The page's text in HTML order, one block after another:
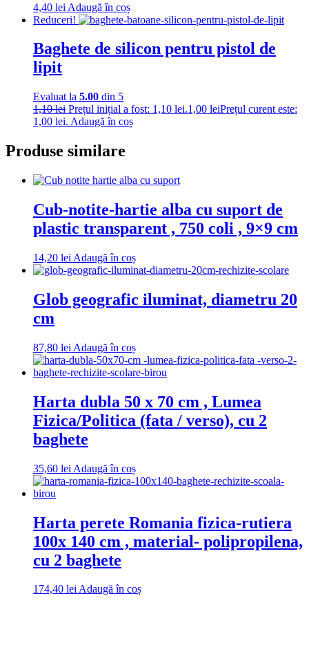
4,40 lei Adaugă în coș
Reduceri!
Baghete de silicon pentru pistol de
lipit
Evaluat la 5.00 din 5
1,10lei Prețul inițial a fost: 1,10 lei.1,00 leiPrețul curent este:
1,00 lei. Adaugă în coș
Produse similare
Cub-notite-hartie alba cu suport de
plastic transparent , 750 coli , 9×9 cm
14,20 lei Adaugă în coș
Glob geografic iluminat, diametru 20
cm
87,80 lei Adaugă în coș
Harta dubla 50 x 70 cm , Lumea
Fizica/Politica (fata / verso), cu 2
baghete
35,60 lei Adaugă în coș
Harta perete Romania fizica-rutiera
100x 140 cm , material- polipropilena,
cu 2 baghete
174,40 leiAdaugă în coș